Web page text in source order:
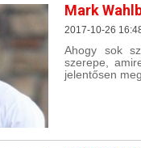
Mark
2017-10-26
Ahogy sok
szerepe,
jelentősen